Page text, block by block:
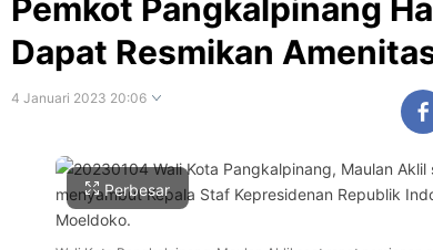
Pemkot Pangkalpinang
Dapat Resmikan
4 Januari 2023 20:06
Perbesar